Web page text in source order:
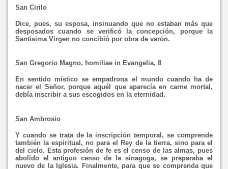
San Cirilo
Dice, pues, su esposa, insinuando que no estaban más que
desposados cuando se verificó la concepción, porque la
Santísima Virgen no concibió por obra de varón.
San Gregorio Magno, homiliae in Evangelia, 8
En sentido místico se empadrona el mundo cuando ha de
nacer el Señor, porque aquél que aparecía en carne mortal,
debía inscribir a sus escogidos en la eternidad.
San Ambrosio
Y cuando se trata de la inscripción temporal, se comprende
también la espiritual, no para el Rey de la tierra, sino para el
del cielo. Esta profesión de fe es el censo de las almas, pues
abolido el antiguo censo de la sinagoga, se preparaba el
nuevo de la Iglesia. Finalmente, para que se comprenda que